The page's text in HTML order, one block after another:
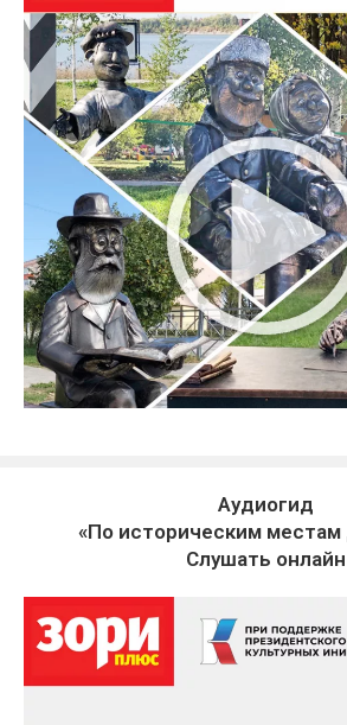
Аудиогид
«По историческим местам
Слушать онлайн